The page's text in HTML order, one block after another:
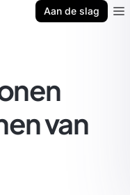
Aan de slag
van